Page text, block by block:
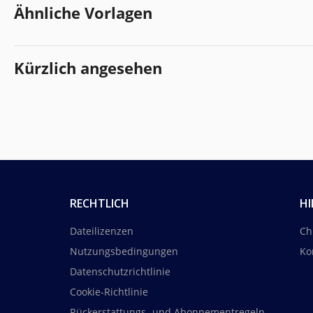
Ähnliche Vorlagen
Kürzlich angesehen
RECHTLICH
Dateilizenzen
Nutzungsbedingungen
Datenschutzrichtlinie
Cookie-Richtlinie